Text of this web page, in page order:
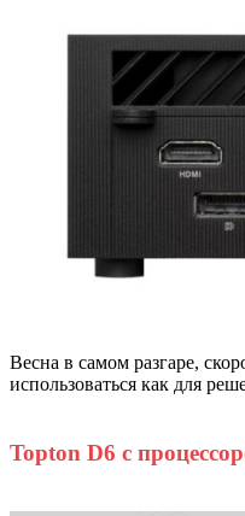
Весна в самом разгаре,
использоваться как для
Topton D6 с